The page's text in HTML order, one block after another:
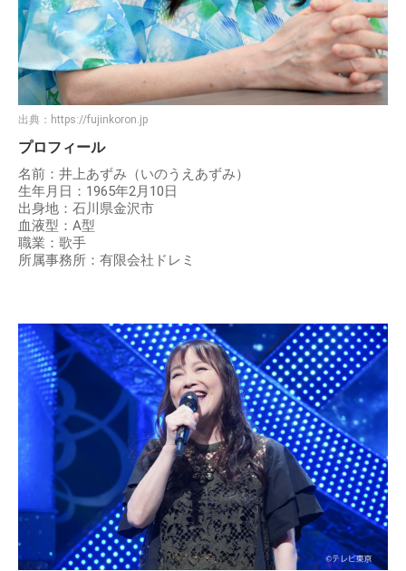
出典： https://fujinkoron.jp
プロフィール
名前：井上あずみ（いのうえあずみ）
生年月日：1965年2月10日
出身地：石川県金沢市
血液型：A型
職業：歌手
所属事務所：有限会社ドレミ